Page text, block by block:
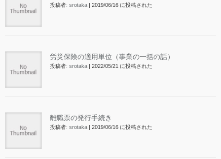
投稿者: srotaka | 2019/06/16 に投稿された
労災保険の適用単位（事業の一括の話）
投稿者: srotaka | 2022/05/21 に投稿された
離職票の発行手続き
投稿者: srotaka | 2019/06/16 に投稿された